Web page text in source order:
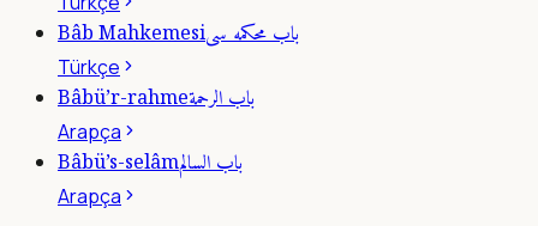
Bâb Mahkemesiباب محكمه سى
Türkçe
Bâbü’r-rahmeباب الرحمة
Arapça
Bâbü’s-selâmباب السالم
Arapça